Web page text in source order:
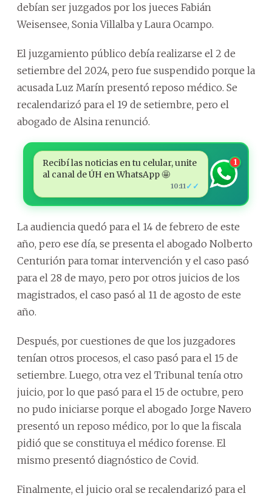
debían ser juzgados por los jueces Fabián
Weisensee, Sonia Villalba y Laura Ocampo.
El juzgamiento público debía realizarse el 2 de
setiembre del 2024, pero fue suspendido porque la
acusada Luz Marín presentó reposo médico. Se
recalendarizó para el 19 de setiembre, pero el
abogado de Alsina renunció.
Recibí las noticias en tu celular, unite
al canal de ÚH en WhatsApp 🤩
10:11 ✓✓
1
La audiencia quedó para el 14 de febrero de este
año, pero ese día, se presenta el abogado Nolberto
Centurión para tomar intervención y el caso pasó
para el 28 de mayo, pero por otros juicios de los
magistrados, el caso pasó al 11 de agosto de este
año.
Después, por cuestiones de que los juzgadores
tenían otros procesos, el caso pasó para el 15 de
setiembre. Luego, otra vez el Tribunal tenía otro
juicio, por lo que pasó para el 15 de octubre, pero
no pudo iniciarse porque el abogado Jorge Navero
presentó un reposo médico, por lo que la fiscala
pidió que se constituya el médico forense. El
mismo presentó diagnóstico de Covid.
Finalmente, el juicio oral se recalendarizó para el